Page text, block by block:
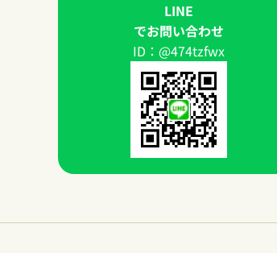
LINE
でお問い合わせ
ID：@474tzfwx